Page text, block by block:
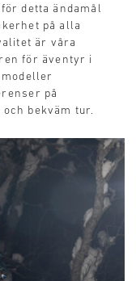
detta ändamål
på alla
är våra
för äventyr i
på
bekväm tur.